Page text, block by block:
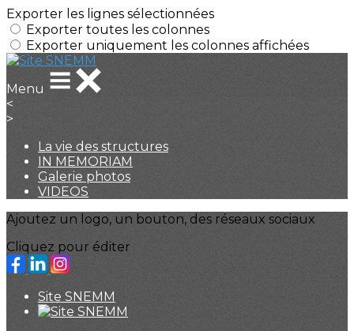
Exporter les lignes sélectionnées
Exporter toutes les colonnes
Exporter uniquement les colonnes affichées
Menu
<
>
La vie des structures
IN MEMORIAM
Galerie photos
VIDEOS
Ajoutez un logo, un bouton, des réseaux sociaux
Cliquez pour éditer
Site SNEMM